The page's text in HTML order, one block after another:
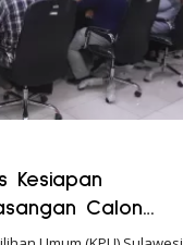
Kesiapan
Calon